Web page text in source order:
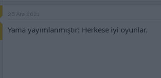
26 Ara 2021
Yama yayımlanmıştır: Herkese iyi oyunlar.